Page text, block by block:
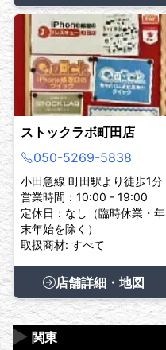
ストックラボ町田店
050-5269-5838
小田急線 町田駅より徒歩1分
営業時間：10:00 - 19:00
定休日：なし（臨時休業・年
末年始を除く）
取扱商材: すべて
店舗詳細・地図
関東
▶